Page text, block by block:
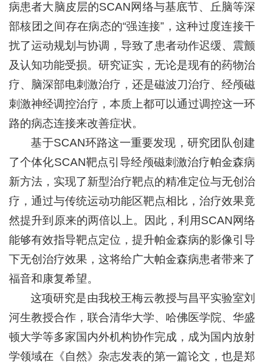
病患者大脑皮层的SCAN网络与基底节、丘脑等深
部核团之间存在病态的“强连接”，这种过度连接干
扰了运动规划与协调，导致了患者动作迟缓、震颤
及认知功能受损。研究证实，无论是现有的药物治
疗、脑深部电刺激治疗，还是磁波刀治疗、经颅磁
刺激神经调控治疗，本质上都可以通过调控这一环
路的病态连接来改善症状。
基于SCAN环路这一重要发现，研究团队创建
了个体化SCAN靶点引导经颅磁刺激治疗帕金森病
新方法，实现了新型治疗靶点的精准定位与无创治
疗，通过与传统运动功能区靶点相比，治疗效果竟
然提升到原来的两倍以上。因此，利用SCAN网络
能够有效指导靶点定位，提升帕金森病的影像引导
下无创治疗效果，这将给广大帕金森病患者带来了
福音和康复希望。
这项研究是由我校王梅云教授与昌平实验室刘
河生教授合作，联合清华大学、哈佛医学院、华盛
顿大学等多家国内外机构协作完成，成为国内放射
学领域在《自然》杂志发表的第一篇论文，也是郑